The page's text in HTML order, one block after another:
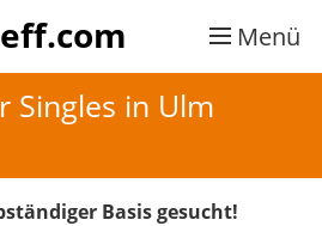
Menü
Singles in Ulm
Basis gesucht!